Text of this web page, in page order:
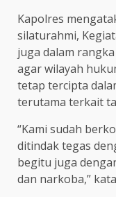
Kapolres
silaturahmi,
juga dalam
agar wilayah
tetap tercipta
terutama terkait
“Kami sudah
ditindak tegas
begitu juga
dan narkoba,”